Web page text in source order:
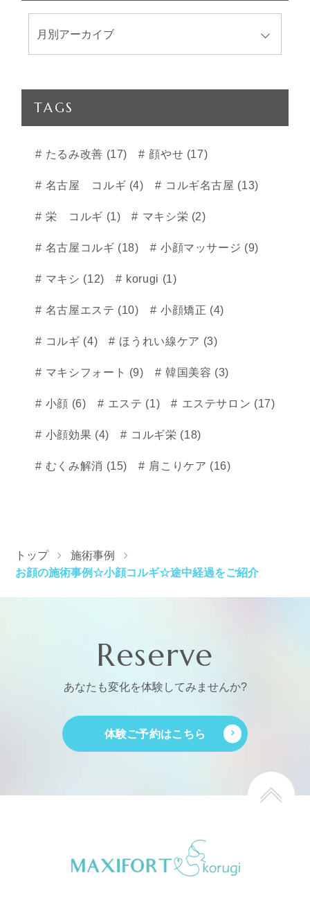
TAGS
たるみ改善 (17) 顔やせ (17)
名古屋 コルギ (4) コルギ名古屋 (13)
栄 コルギ (1) マキシ栄 (2)
名古屋コルギ (18) 小顔マッサージ (9)
マキシ (12) korugi (1)
名古屋エステ (10) 小顔矯正 (4)
コルギ (4) ほうれい線ケア (3)
マキシフォート (9) 韓国美容 (3)
小顔 (6) エステ (1) エステサロン (17)
小顔効果 (4) コルギ栄 (18)
むくみ解消 (15) 肩こりケア (16)
トップ
施術事例
お顔の施術事例☆小顔コルギ☆途中経過をご紹介
Reserve
あなたも変化を体験してみませんか?
体験ご予約はこちら